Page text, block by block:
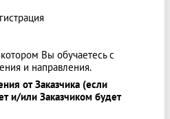
Вы обучаетесь с
и направления.
от Заказчика (если
и/или Заказчиком будет